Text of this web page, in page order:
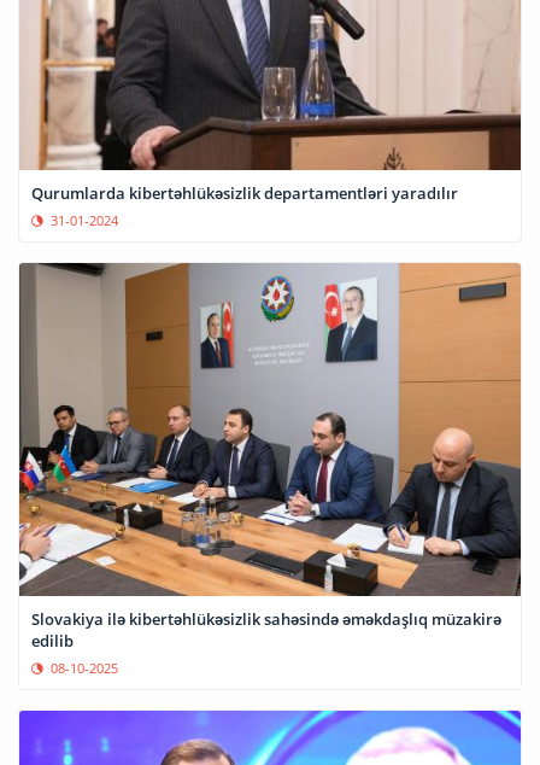
Qurumlarda kibertəhlükəsizlik departamentləri yaradılır
31-01-2024
Slovakiya ilə kibertəhlükəsizlik sahəsində əməkdaşlıq müzakirə
edilib
08-10-2025